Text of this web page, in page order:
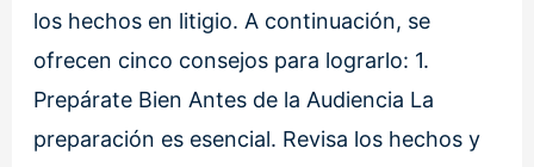
los hechos en litigio. A continuación, se
ofrecen cinco consejos para lograrlo: 1.
Prepárate Bien Antes de la Audiencia La
preparación es esencial. Revisa los hechos y